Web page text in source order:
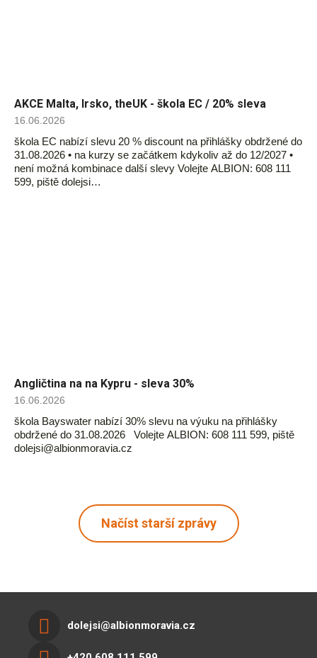
AKCE Malta, Irsko, theUK - škola EC / 20% sleva
16.06.2026
škola EC nabízí slevu 20 % discount na přihlášky obdržené do
31.08.2026 • na kurzy se začátkem kdykoliv až do 12/2027 •
není možná kombinace další slevy Volejte ALBION: 608 111
599, piště dolejsi…
Angličtina na na Kypru - sleva 30%
16.06.2026
škola Bayswater nabízí 30% slevu na výuku na přihlášky
obdržené do 31.08.2026 Volejte ALBION: 608 111 599, piště
dolejsi@albionmoravia.cz
Načíst starší zprávy
dolejsi@albionmoravia.cz